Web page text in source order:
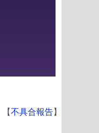
【不具合報告】